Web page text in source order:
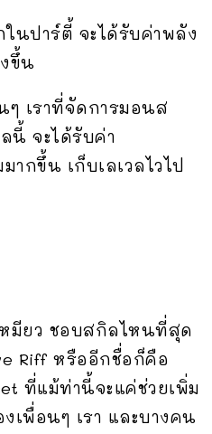
นปาร์ตี้ จะได้รับค่าพลัง
ขึ้น
ๆ เราที่จัดการมอนส
นี้ จะได้รับค่า
ากขึ้น เก็บเลเวลไวไป
หมียว ชอบสกิลไหนที่สุด
Riff หรืออีกชื่อก็คือ
ที่แม้ท่านี้จะแค่ช่วยเพิ่ม
เพื่อนๆ เรา และบางคน